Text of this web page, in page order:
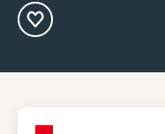
Ajouter aux Favoris